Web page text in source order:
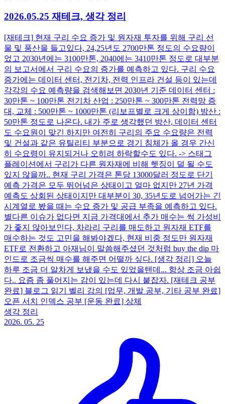
2026.05.25 재테크, 생각 정리
[재테크] 현재 구리 수요 증가 및 원자재 투자를 위해 구리 선
물 및 풍산을 들고있다, 24,25년도 2700만톤 정도의 수요량이
었고 2030년에는 3100만톤, 2040에는 3410만톤 정도로 대부분
의 보고서에서 구리 수요의 증가를 예측하고 있다. 구리 수요
증가에는 데이터 센터, 전기차, 전력 인프라 건설 등이 있는데
각각의 수요 예측량을 검색해보면 2030년 기준 데이터 센터 :
30만톤 ~ 100만톤 전기차 산업 : 250만톤 ~ 300만톤 전력망 증
대, 교체 : 500만톤 ~ 1000만톤 (리보프별로 크게 상이함) 방산 :
50만톤 정도로 나온다. 내가 주로 생각했던 방산, 데이터 센터
도 수요원이 맞긴 하지만 여전히 구리의 주요 수요량은 전력
및 건설과 같은 유틸리티 부분으로 경기 침체가 올 경우 간신
히 수요령이 유지되거나 오히려 하락할수도 있다. -> 스태그
플레이션에서 구리가 다른 원자재에 비해 헷징이 덜 될 수도
있지 않을까.. 현재 구리 가격은 톤당 13000달러 정도로 단기
예측 가격은 모두 뛰어넘은 상태이고 얼마 없지만 27년 가격
예측도 상회된 상태이지만 대부분이 30, 35년도로 넘어가는 긴
시계열로 봤을 때는 수요 증가 및 공급 부족을 예측하고 있다.
별다른 이슈가 없다면 지금 가격대에서 추가 매수는 썩 가성비
가 좋지 않아보인다, 차라리 구리를 매도하고 원자재 ETF를
매수하는 것도 고민을 해봐야겠다, 현재 비중 정도만 원자재
ETF로 전환하고 아재님이 말씀해주셨던 것처럼 buy the dip 마
인드로 조금씩 매수를 해주면 어떨까 싶다. [생각 정리] 오늘
하루 조금 더 알차게 보냈을 수도 있었을텐데... 항상 조금 아쉽
다.. 요즘 좀 풀어지는 감이 있는데 다시 붙잡자. [재테크 공부
완료] 블로그 읽기 벨리 강의 [업무, 개발 공부, 기타 공부 완료]
오픈 서치 인덱스 공부 [운동 완료] 상체
생각 정리
2026. 05. 25